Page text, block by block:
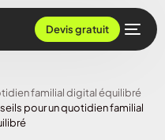
Devis gratuit
familial digital équilibré
pour un quotidien familial